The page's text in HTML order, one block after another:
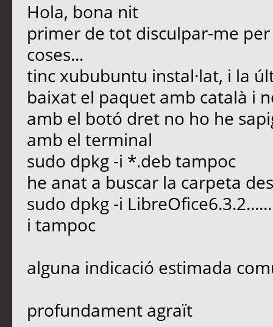
Hola, bona nit
primer de tot disculpar-me
coses...
tinc xububuntu instal·lat, i la
baixat el paquet amb català i
amb el botó dret no ho he
amb el terminal
sudo dpkg -i *.deb tampoc
he anat a buscar la carpeta
sudo dpkg -i LibreOfice6.3.2......
i tampoc
alguna indicació estimada
profundament agraït